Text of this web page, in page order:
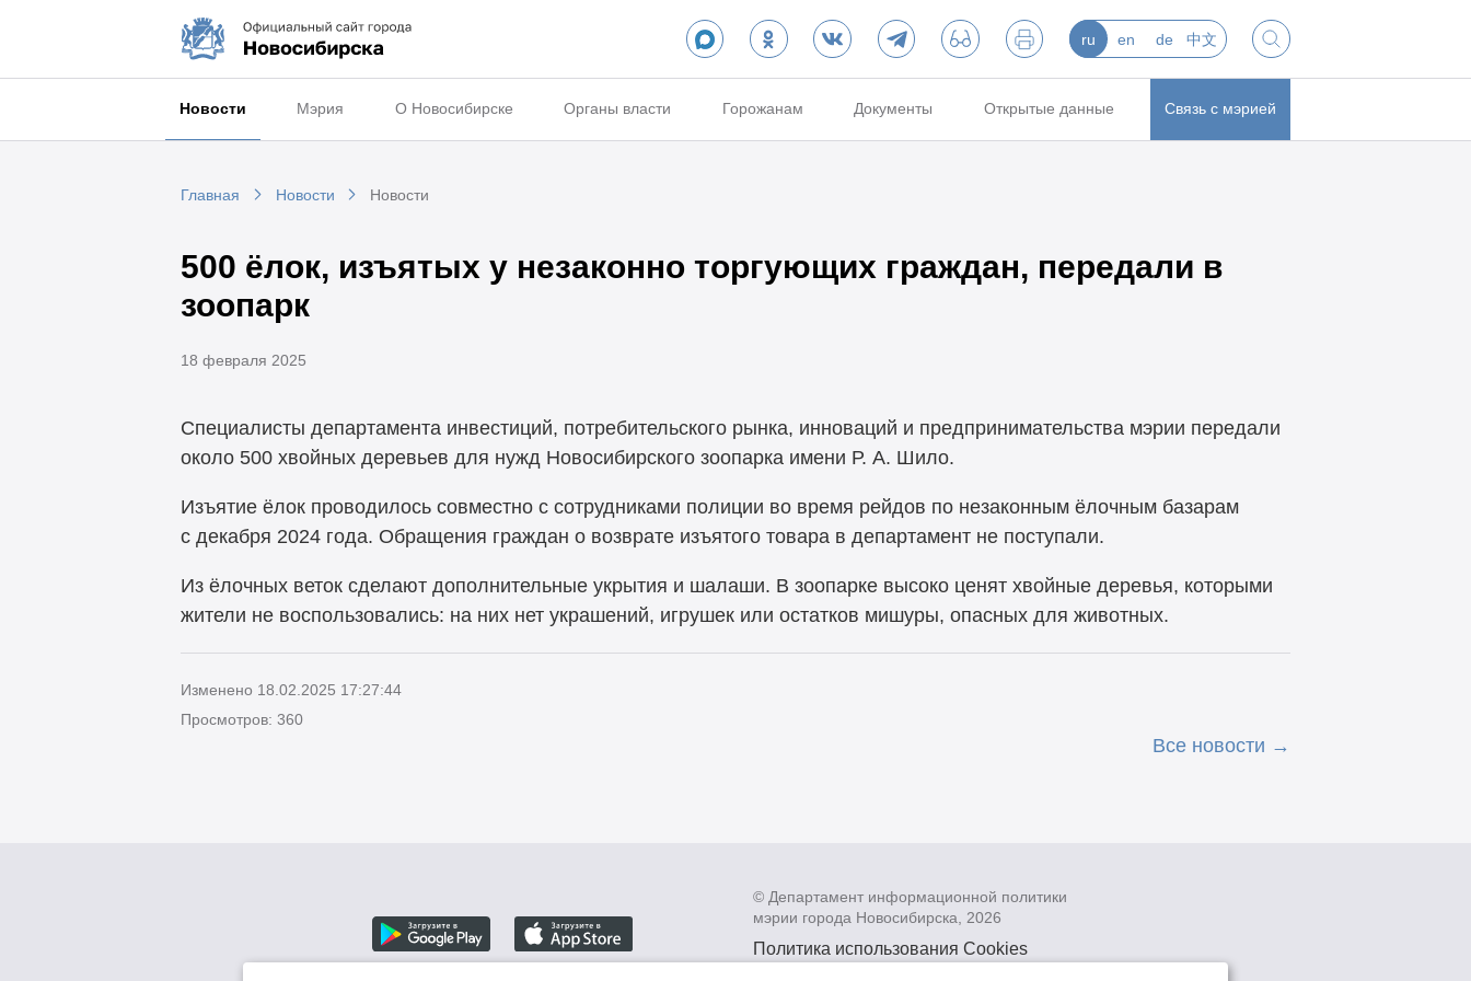
ru en de 中文
Новости Мэрия О Новосибирске Органы власти Горожанам Документы Открытые данные Связь с мэрией
Главная Новости Новости
500 ёлок, изъятых у незаконно торгующих граждан, передали в
зоопарк
18 февраля 2025
Специалисты департамента инвестиций, потребительского рынка, инноваций и предпринимательства мэрии передали
около 500 хвойных деревьев для нужд Новосибирского зоопарка имени Р. А. Шило.
Изъятие ёлок проводилось совместно с сотрудниками полиции во время рейдов по незаконным ёлочным базарам
с декабря 2024 года. Обращения граждан о возврате изъятого товара в департамент не поступали.
Из ёлочных веток сделают дополнительные укрытия и шалаши. В зоопарке высоко ценят хвойные деревья, которыми
жители не воспользовались: на них нет украшений, игрушек или остатков мишуры, опасных для животных.
Изменено 18.02.2025 17:27:44
Просмотров: 360
Все новости
© Департамент информационной политики
мэрии города Новосибирска, 2026
Политика использования Cookies